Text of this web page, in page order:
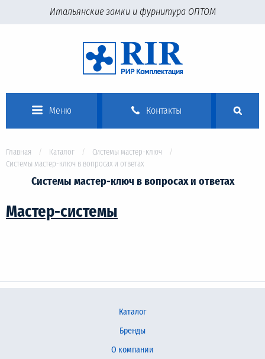
Итальянские замки и фурнитура ОПТОМ
Меню Контакты
Главная Каталог
Системы мастер-ключ
Системы мастер-ключ в вопросах и ответах
Системы мастер-ключ в вопросах и ответах
Мастер-системы
Каталог
Бренды
О компании